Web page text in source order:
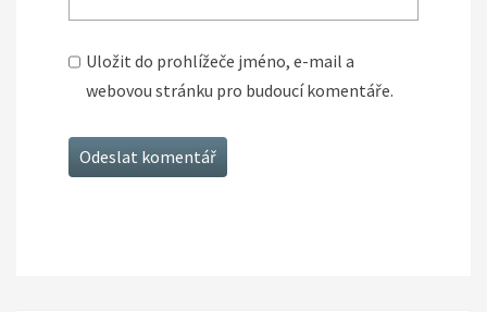
Uložit do prohlížeče jméno, e-mail a
webovou stránku pro budoucí komentáře.